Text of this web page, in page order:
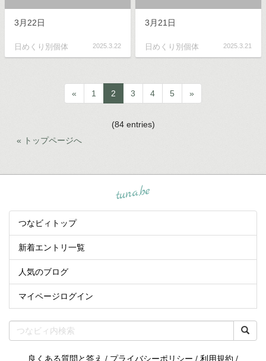
3月22日
日めくり別個体 2025.3.22
3月21日
日めくり別個体 2025.3.21
« 1 2 3 4 5 »
(84 entries)
« トップページへ
tuna.be
つなビィトップ
新着エントリ一覧
人気のブログ
マイページログイン
良くある質問と答え / プライバシーポリシー / 利用規約 /